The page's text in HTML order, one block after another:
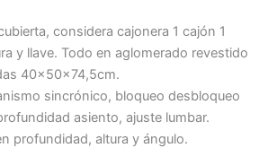
considera cajonera 1 cajón 1
y llave. Todo en aglomerado revestido
40x50x74,5cm.
sincrónico, bloqueo desbloqueo
asiento, ajuste lumbar.
profundidad, altura y ángulo.